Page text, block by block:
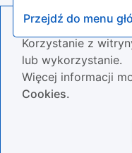
Przejdź do menu
Nasza strona
Korzystanie z
lub wykorzystanie.
Więcej informacji
Cookies.